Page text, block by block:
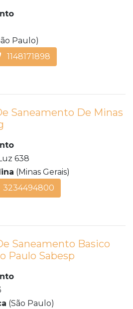
Paulo)
1148171898
Saneamento De Minas
638
(Minas Gerais)
3234494800
Saneamento Basico
Paulo Sabesp
(São Paulo)